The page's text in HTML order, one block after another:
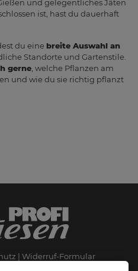
und gelegentliches Jäten
ist, hast du dauerhaft
du eine breite Auswahl an
Standorte und Gartenstile.
gerne , welche Pflanzen am
und wie du sie richtig pflanzt
Widerruf-Formular